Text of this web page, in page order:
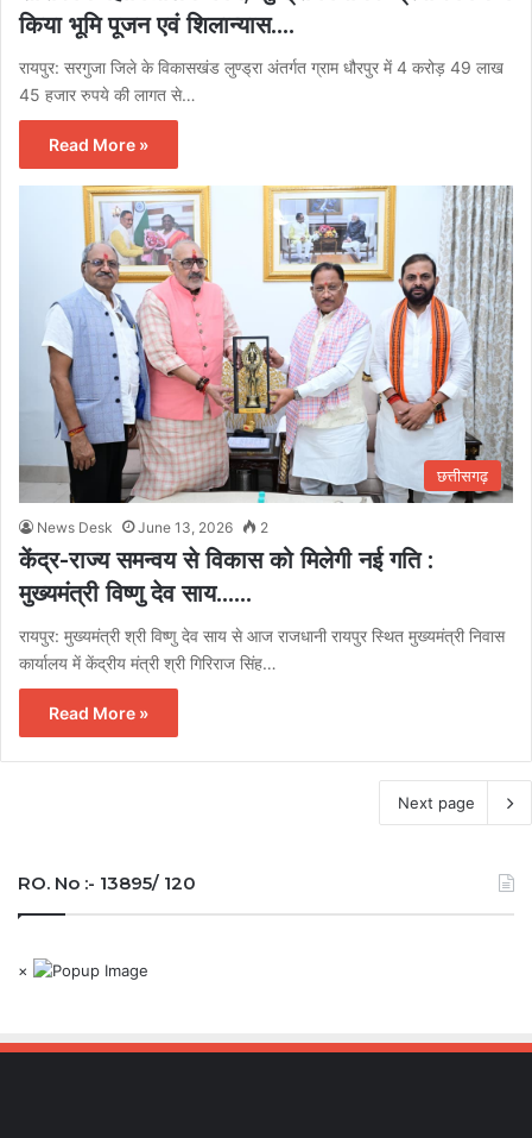
किया भूमि पूजन एवं शिलान्यास….
रायपुर: सरगुजा जिले के विकासखंड लुण्ड्रा अंतर्गत ग्राम धौरपुर में 4 करोड़ 49 लाख
45 हजार रुपये की लागत से…
Read More »
छत्तीसगढ़
News Desk June 13, 2026 2
केंद्र-राज्य समन्वय से विकास को मिलेगी नई गति :
मुख्यमंत्री विष्णु देव साय……
रायपुर: मुख्यमंत्री श्री विष्णु देव साय से आज राजधानी रायपुर स्थित मुख्यमंत्री निवास
कार्यालय में केंद्रीय मंत्री श्री गिरिराज सिंह…
Read More »
Next page
RO. No :- 13895/ 120
×